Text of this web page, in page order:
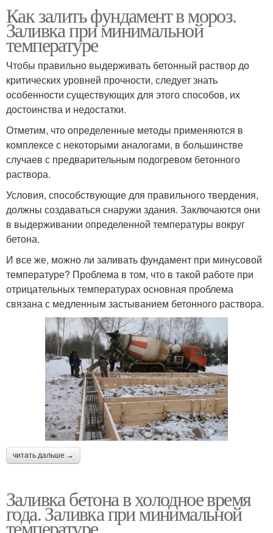
Как залить фундамент в мороз.
Заливка при минимальной
температуре
Чтобы правильно выдерживать бетонный раствор до
критических уровней прочности, следует знать
особенности существующих для этого способов, их
достоинства и недостатки.
Отметим, что определенные методы применяются в
комплексе с некоторыми аналогами, в большинстве
случаев с предварительным подогревом бетонного
раствора.
Условия, способствующие для правильного твердения,
должны создаваться снаружи здания. Заключаются они
в выдерживании определенной температуры вокруг
бетона.
И все же, можно ли заливать фундамент при минусовой
температуре? Проблема в том, что в такой работе при
отрицательных температурах основная проблема
связана с медленным застыванием бетонного раствора.
читать дальше →
Заливка бетона в холодное время
года. Заливка при минимальной